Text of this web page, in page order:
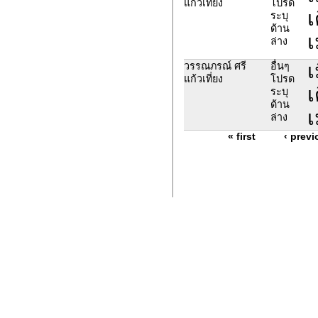
แก้วเที่ยง
โปรด
ระบุ
ด้าน
ล่าง
วรรณภรณ์ ศรี
แก้วเที่ยง
อื่นๆ
โปรด
ระบุ
ด้าน
ล่าง
« first ‹